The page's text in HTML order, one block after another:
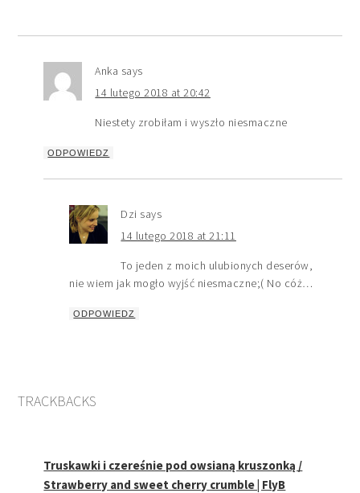
Anka says
14 lutego 2018 at 20:42
Niestety zrobiłam i wyszło niesmaczne
ODPOWIEDZ
Dzi says
14 lutego 2018 at 21:11
To jeden z moich ulubionych deserów,
nie wiem jak mogło wyjść niesmaczne;( No cóż…
ODPOWIEDZ
TRACKBACKS
Truskawki i czereśnie pod owsianą kruszonką /
Strawberry and sweet cherry crumble | FlyB